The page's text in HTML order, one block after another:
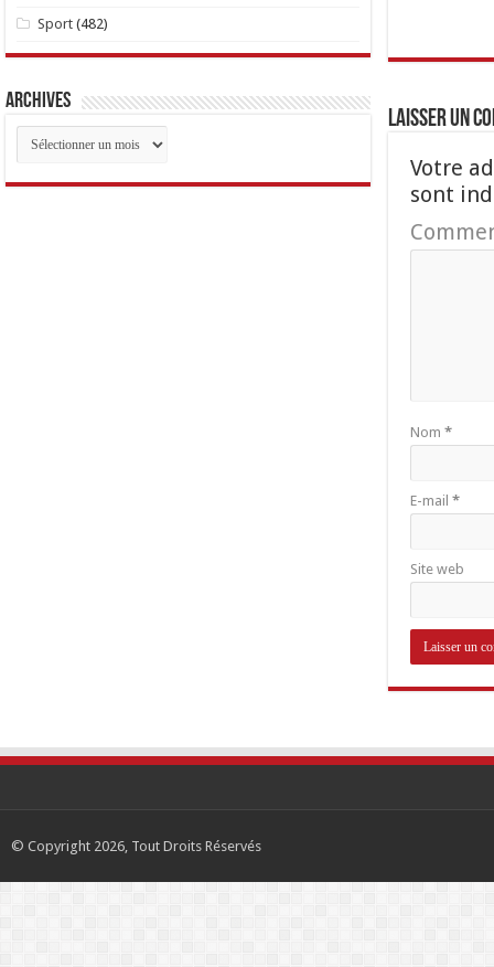
Laisser un
Votre
sont
Nom *
E-mail *
Site web
Sport (482)
Archives
Archives
© Copyright 2026, Tout Droits Réservés